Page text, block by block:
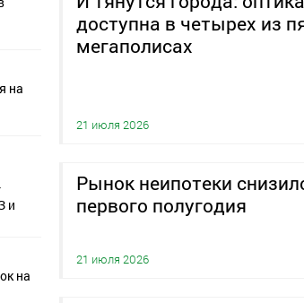
на
и
на
доступна в четырех из
мегаполисах
21 июля 2026
Рынок неипотеки
первого полугодия
21 июля 2026